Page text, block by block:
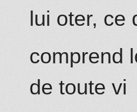
lui oter, ce
comprend
de toute vi